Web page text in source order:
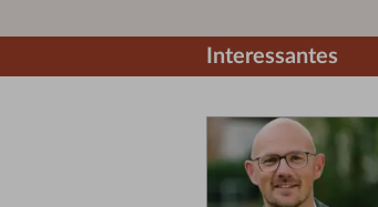
Interessantes